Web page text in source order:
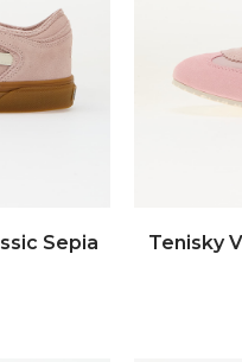
Sepia
Tenisky